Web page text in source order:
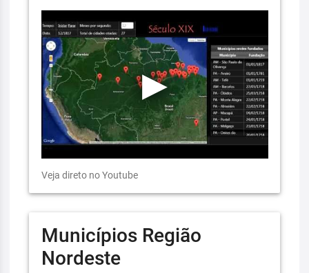
Veja direto no Youtube
Municípios Região
Nordeste